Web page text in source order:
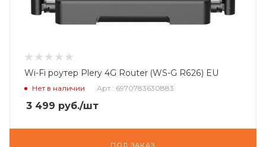
Wi-Fi роутер Plery 4G Router (WS-G R626) EU
Нет в наличии Арт.: 6970783630883
3 499 руб./шт
ПОД ЗАКАЗ